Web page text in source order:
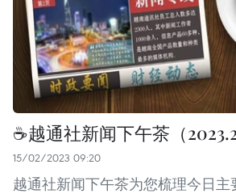
☕越通社新闻下午茶（
15/02/2023 09:20
越通社新闻下午茶为您梳理今日主